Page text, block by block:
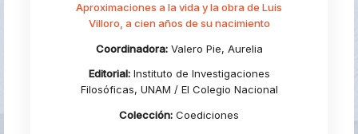
Aproximaciones a la vida y la obra de Luis
Villoro, a cien años de su nacimiento
Coordinadora:Valero Pie, Aurelia
Editorial:Instituto de Investigaciones
Filosóficas, UNAM / El Colegio Nacional
Colección: Coediciones